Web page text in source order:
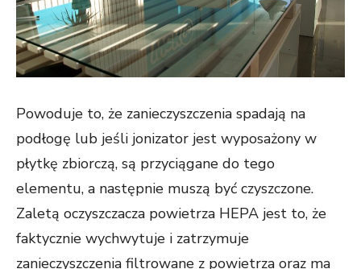
Powoduje to, że zanieczyszczenia spadają na
podłogę lub jeśli jonizator jest wyposażony w
płytkę zbiorczą, są przyciągane do tego
elementu, a następnie muszą być czyszczone.
Zaletą oczyszczacza powietrza HEPA jest to, że
faktycznie wychwytuje i zatrzymuje
zanieczyszczenia filtrowane z powietrza oraz ma